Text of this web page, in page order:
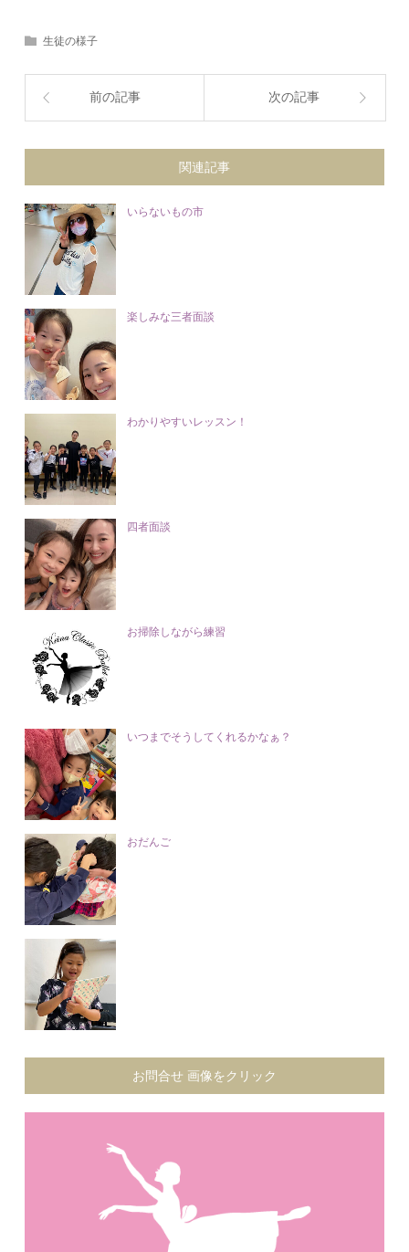
生徒の様子
前の記事 次の記事
関連記事
いらないもの市
楽しみな三者面談
わかりやすいレッスン！
四者面談
お掃除しながら練習
いつまでそうしてくれるかなぁ？
おだんご
お問合せ 画像をクリック